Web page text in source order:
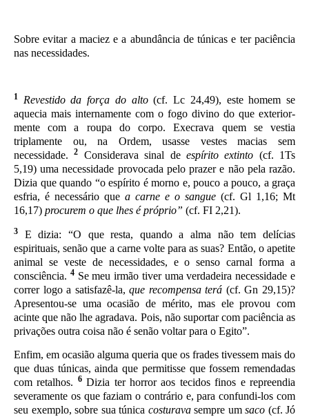
Sobre evitar a maciez e a abundância de túnicas e ter paciência
nas necessidades.
1 Revestido da força do alto(cf. Lc 24,49), este homem se
aquecia mais internamente com o fogo divino do que exterior­
mente com a roupa do corpo. Execrava quem se vestia
triplamente ou, na Ordem, usasse vestes macias sem
necessidade.2 Considerava si­nal de espírito extinto (cf. 1Ts
5,19) uma necessidade provocada pelo prazer e não pela razão.
Dizia que quando “o espírito é mor­no e, pouco a pouco, a graça
esfria, é necessário que a carne e o sangue (cf. Gl 1,16; Mt
16,17) procurem o que lhes é próprio” (cf. FI 2,21).
3
E dizia: “O que resta, quando a alma não tem delícias
espirituais, senão que a carne volte para as suas? Então, o apetite
animal se veste de necessidades, e o senso carnal forma a
consciência. 4Se meu irmão tiver uma verdadeira necessidade e
correr logo a satisfazê-la,que recompensa terá (cf. Gn 29,15)?
Apresentou-se uma ocasião de mérito, mas ele provou com
acinte que não lhe agradava. Pois, não suportar com paciência as
privações outra coisa não é senão voltar para o Egito”.
Enfim, em ocasião alguma queria que os frades tivessem mais do
que duas túnicas, ainda que permitisse que fossem remendadas
com retalhos. 6Dizia ter horror aos tecidos finos e repreendia
seve­ramente os que faziam o contrário e, para confundi-los com
seu exemplo, sobre sua túnica costurava sempre um saco (cf. Jó